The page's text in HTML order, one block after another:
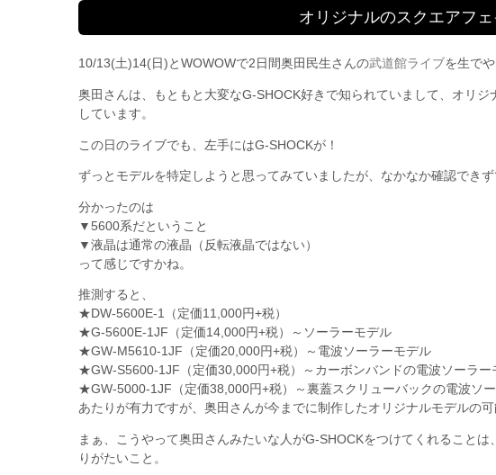
オリジナルのスクエアフ
10/13(土)14(日)とWOWOWで2日間奥田民生さんの武道館ライブを生で
奥田さんは、もともと大変なG-SHOCK好きで知られていまして、オリ
しています。
この日のライブでも、左手にはG-SHOCKが！
ずっとモデルを特定しようと思ってみていましたが、なかなか確認できず
分かったのは
▼5600系だということ
▼液晶は通常の液晶（反転液晶ではない）
って感じですかね。
推測すると、
★DW-5600E-1（定価11,000円+税）
★G-5600E-1JF（定価14,000円+税）～ソーラーモデル
★GW-M5610-1JF（定価20,000円+税）～電波ソーラーモデル
★GW-S5600-1JF（定価30,000円+税）～カーボンバンドの電波ソーラー
★GW-5000-1JF（定価38,000円+税）～裏蓋スクリューバックの電波ソ
あたりが有力ですが、奥田さんが今までに制作したオリジナルモデルの可
まぁ、こうやって奥田さんみたいな人がG-SHOCKをつけてくれること
りがたいこと。